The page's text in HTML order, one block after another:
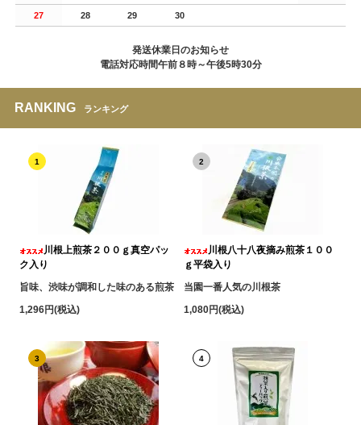
27 28 29 30
発送休業日のお知らせ
電話対応時間午前８時～午後5時30分
RANKING ランキング
1
川根上煎茶２００ｇ真空パッ
ク入り
旨味、渋味が調和した味のある煎茶
1,296円(税込)
2
川根八十八夜摘み煎茶１００
ｇ平袋入り
当園一番人気の川根茶
1,080円(税込)
3 4